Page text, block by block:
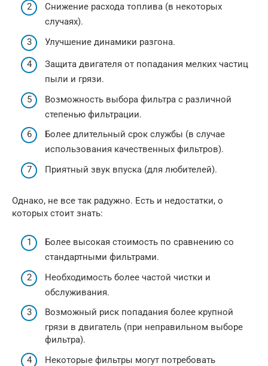
Снижение расхода топлива (в некоторых
случаях).
Улучшение динамики разгона.
Защита двигателя от попадания мелких частиц
пыли и грязи.
Возможность выбора фильтра с различной
степенью фильтрации.
Более длительный срок службы (в случае
использования качественных фильтров).
Приятный звук впуска (для любителей).
Однако, не все так радужно. Есть и недостатки, о
которых стоит знать:
Более высокая стоимость по сравнению со
стандартными фильтрами.
Необходимость более частой чистки и
обслуживания.
Возможный риск попадания более крупной
грязи в двигатель (при неправильном выборе
фильтра).
Некоторые фильтры могут потребовать